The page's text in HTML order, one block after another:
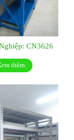
CN3626
thêm